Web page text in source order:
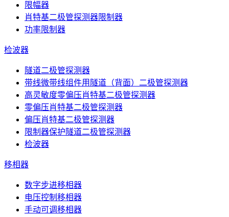
限幅器
肖特基二极管探测器限制器
功率限制器
检波器
隧道二极管探测器
带线微带线组件用隧道（背面）二极管探测器
高灵敏度零偏压肖特基二极管探测器
零偏压肖特基二极管探测器
偏压肖特基二极管探测器
限制器保护隧道二极管探测器
检波器
移相器
数字步进移相器
电压控制移相器
手动可调移相器